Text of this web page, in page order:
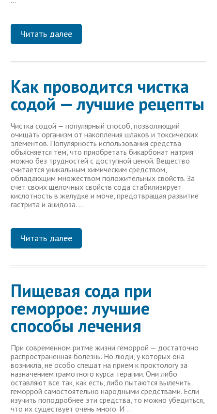
Читать далее
Как проводится чистка
содой — лучшие рецепты
Чистка содой — популярный способ, позволяющий
очищать организм от накопления шлаков и токсических
элементов. Популярность использования средства
объясняется тем, что приобретать бикарбонат натрия
можно без трудностей с доступной ценой. Вещество
считается уникальным химическим средством,
обладающим множеством положительных свойств. За
счет своих щелочных свойств сода стабилизирует
кислотность в желудке и моче, предотвращая развитие
гастрита и ацидоза. …
Читать далее
Пищевая сода при
геморрое: лучшие
способы лечения
При современном ритме жизни геморрой — достаточно
распространенная болезнь. Но люди, у которых она
возникла, не особо спешат на прием к проктологу за
назначением грамотного курса терапии. Они либо
оставляют все так, как есть, либо пытаются вылечить
геморрой самостоятельно народными средствами. Если
изучить поподробнее эти средства, то можно убедиться,
что их существует очень много. И …